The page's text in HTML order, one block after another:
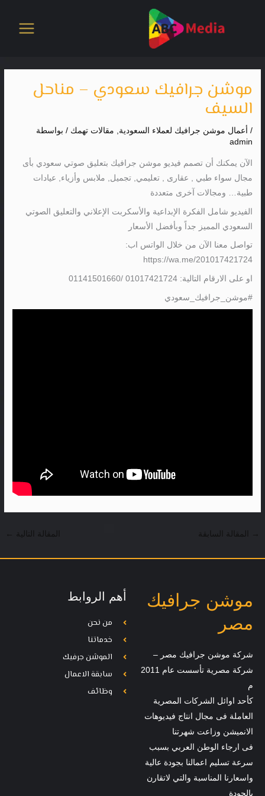
موشن جرافيك سعودي – مناحل
السيف
/ أعمال موشن جرافيك لعملاء السعودية, مقالات تهمك / بواسطة
admin
الآن يمكنك أن تصمم فيديو موشن جرافيك بتعليق صوتي سعودي بأى
مجال سواء طبي , عقارى , تعليمي, تجميل, ملابس وأزياء, عيادات
طبية… ومجالات آخرى متعددة
الفيديو شامل الفكرة الإبداعية والأسكربت الإعلاني والتعليق الصوتي
السعودي المميز جداً وبأفضل الأسعار
تواصل معنا الآن من خلال الواتس اب:
https://wa.me/201017421724
او على الارقام التالية: 01017421724 /01141501660
#موشن_جرافيك_سعودي
→ المقالة السابقة المقالة التالية ←
موشن جرافيك
مصر
شركة موشن جرافيك مصر –
شركة مصرية تأسست عام 2011
م
كأحد اوائل الشركات المصرية
العاملة فى مجال انتاج فيديوهات
الانميشن وزاعت شهرتنا
فى ارجاء الوطن العربي بسبب
سرعة تسليم اعمالنا بجودة عالية
واسعارنا المناسبة والتي لاتقارن
بالجودة
أهم الروابط
من نحن
خدماتنا
الموشن جرفيك
سابقة الاعمال
وظائف